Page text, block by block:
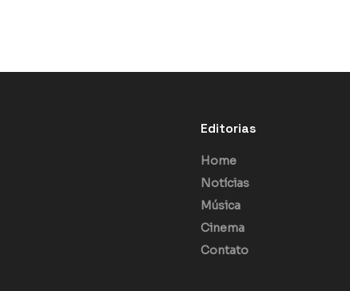
Editorias
Home
Notícias
Música
Cinema
Contato